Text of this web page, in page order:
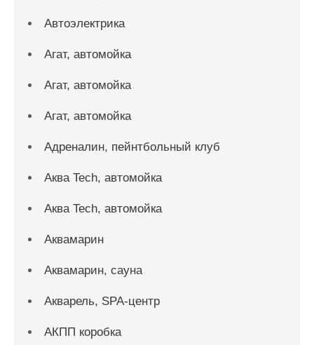
Автоэлектрика
Агат, автомойка
Агат, автомойка
Агат, автомойка
Адреналин, пейнтбольный клуб
Аква Tech, автомойка
Аква Tech, автомойка
Аквамарин
Аквамарин, сауна
Акварель, SPA-центр
АКПП коробка